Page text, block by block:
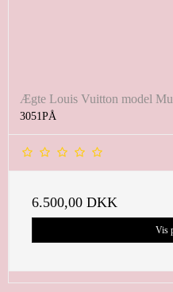
Ægte Louis Vuitton model
3051PÅ
6.500,00 DKK
Vis